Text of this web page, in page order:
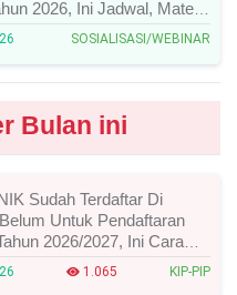
2026, Ini Jadwal, Materi,
Link Mengikutinya!
SOSIALISASI/WEBINAR
Bulan ini
Sudah Terdaftar Di
Untuk Pendaftaran
2026/2027, Ini Cara
Perubahan Desil!
1.065 KIP-PIP